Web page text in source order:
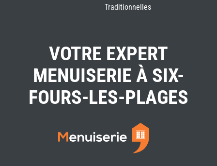
Traditionnelles
VOTRE EXPERT
MENUISERIE À SIX-
FOURS-LES-PLAGES